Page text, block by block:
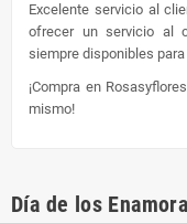
Excelente servicio al
ofrecer un servicio al
siempre disponibles
¡Compra en
mismo!
Día de los